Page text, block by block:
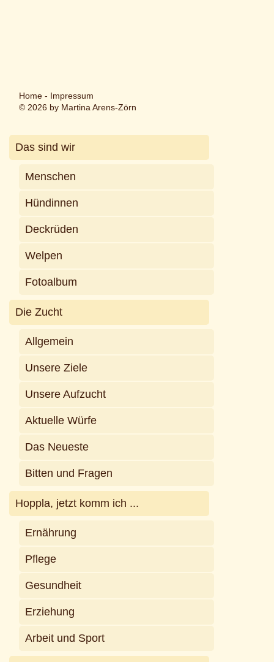
Home- Impressum
© 2026 by Martina Arens-Zörn
Das sind wir
Menschen
Hündinnen
Deckrüden
Welpen
Fotoalbum
Die Zucht
Allgemein
Unsere Ziele
Unsere Aufzucht
Aktuelle Würfe
Das Neueste
Bitten und Fragen
Hoppla, jetzt komm ich ...
Ernährung
Pflege
Gesundheit
Erziehung
Arbeit und Sport